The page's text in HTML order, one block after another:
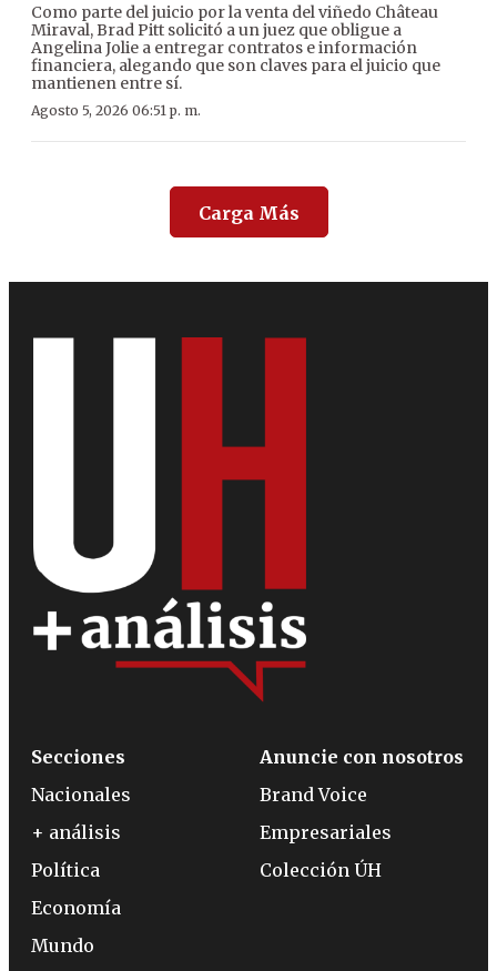
Como parte del juicio por la venta del viñedo Château
Miraval, Brad Pitt solicitó a un juez que obligue a
Angelina Jolie a entregar contratos e información
financiera, alegando que son claves para el juicio que
mantienen entre sí.
Agosto 5, 2026 06:51 p. m.
Carga Más
Secciones
Nacionales
+ análisis
Política
Economía
Mundo
Anuncie con nosotros
Brand Voice
Empresariales
Colección ÚH